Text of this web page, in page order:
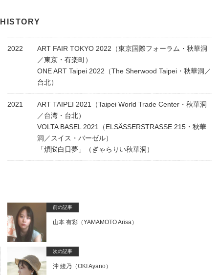
HISTORY
2022
ART FAIR TOKYO 2022（東京国際フォーラム・秋華洞
／東京・有楽町）
ONE ART Taipei 2022（The Sherwood Taipei・秋華洞／
台北）
2021
ART TAIPEI 2021（Taipei World Trade Center・秋華洞
／台湾・台北）
VOLTA BASEL 2021（ELSÄSSERSTRASSE 215・秋華
洞／スイス・バーゼル）
「煩悩白日夢」（ぎゃらりい秋華洞）
前の記事
山本 有彩（YAMAMOTO Arisa）
次の記事
沖 綾乃（OKI Ayano）